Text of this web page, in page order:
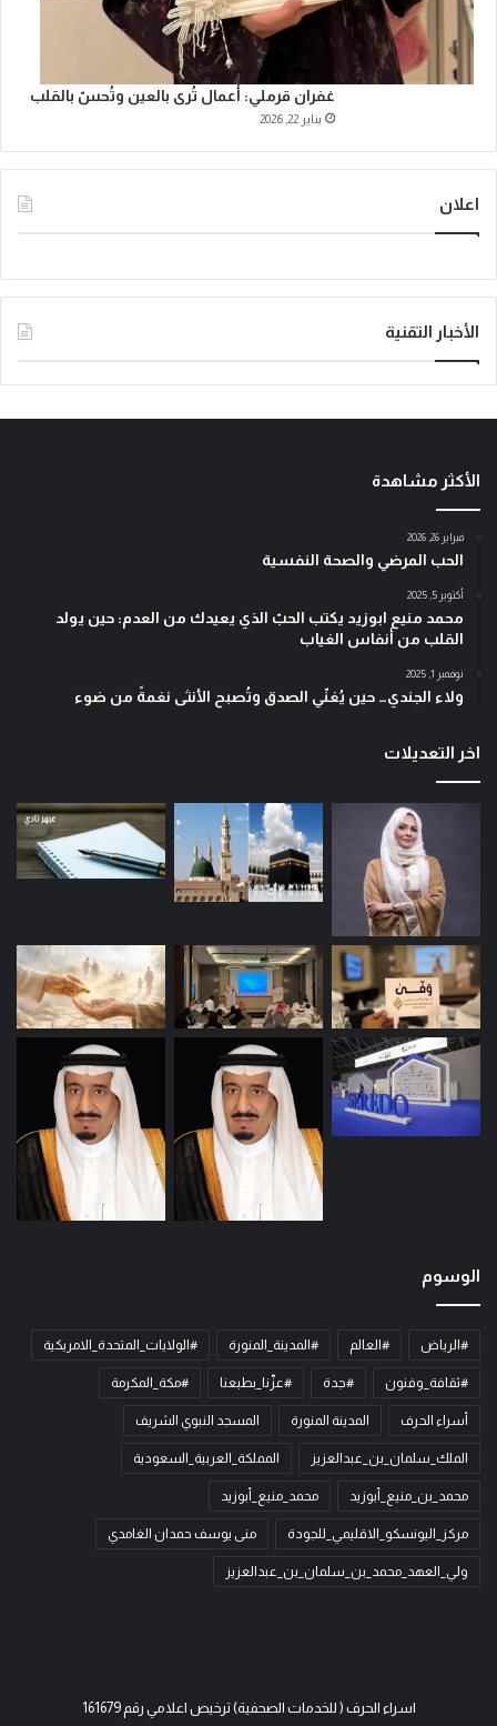
غفران قرملي: أعمال تُرى بالعين وتُحسّ بالقلب
يناير 22, 2026
اعلان
الأخبار التقنية
الأكثر مشاهدة
فبراير 26, 2026
الحب المرضي والصحة النفسية
أكتوبر 5, 2025
محمد منيع ابوزيد يكتب الحبّ الذي يعيدك من العدم: حين يولد
القلب من أنفاس الغياب
نوفمبر 1, 2025
ولاء الجندي… حين يُغنّي الصدق وتُصبح الأنثى نغمةً من ضوء
اخر التعديلات
الوسوم
#الرياض #العالم #المدينة_المنورة #الولايات_المتحدة_الامريكية
#ثقافة_وفنون #جدة #عزّنا_بطبعنا #مكة_المكرمة
أسراء الحرف المدينة المنورة المسجد النبوي الشريف
الملك_سلمان_بن_عبدالعزيز المملكة_العربية_السعودية
محمد_بن_منيع_أبوزيد محمد_منيع_أبوزيد
مركز_اليونسكو_الاقليمي_للجودة منى يوسف حمدان الغامدي
ولي_العهد_محمد_بن_سلمان_بن_عبدالعزيز
اسراء الحرف ( للخدمات الصحفية) ترخيص اعلامي رقم 161679